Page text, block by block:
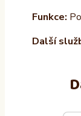
Funkce:
Další